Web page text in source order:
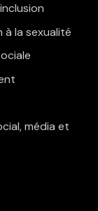
à la sexualité
média et